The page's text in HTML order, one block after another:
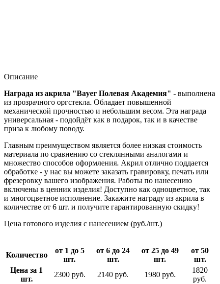
Описание
Награда из акрила "Bayer Полевая Академия" - выполнена
из прозрачного оргстекла. Обладает повышенной
механической прочностью и небольшим весом. Эта награда
универсальная - подойдёт как в подарок, так и в качестве
приза к любому поводу.
Главным преимуществом является более низкая стоимость
материала по сравнению со стеклянными аналогами и
множество способов оформления. Акрил отлично поддается
обработке - у нас вы можете заказать гравировку, печать или
фрезеровку вашего изображения. Работы по нанесению
включены в ценник изделия! Доступно как одноцветное, так
и многоцветное исполнение. Закажите награду из акрила в
количестве от 6 шт. и получите гарантированную скидку!
Цена готового изделия с нанесением (руб./шт.)
Количество
от 1 до 5
шт.
от 6 до 24
шт.
от 25 до 49
шт.
от 50
шт.
Цена за 1
шт.
2300 руб. 2140 руб. 1980 руб.
1820
руб.